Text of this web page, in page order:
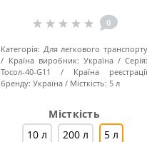
0
Категорія: Для легкового транспорту
Країна виробник: Україна
Серія:
Тосол-40-G11
Країна реєстрації
бренду: Україна Місткість: 5 л
Місткість
10 л
200 л 5 л